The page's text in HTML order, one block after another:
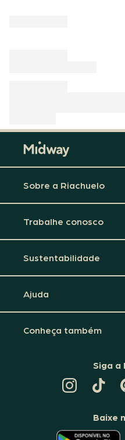
Sobre a Riachuelo
Trabalhe conosco
Sustentabilidade
Ajuda
Conheça também
Siga a
TIKTOK
DA
Baixe
O